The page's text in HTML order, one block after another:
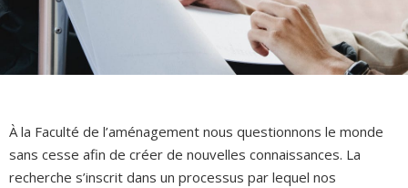
À la Faculté de l’aménagement nous questionnons le monde
sans cesse afin de créer de nouvelles connaissances. La
recherche s’inscrit dans un processus par lequel nos